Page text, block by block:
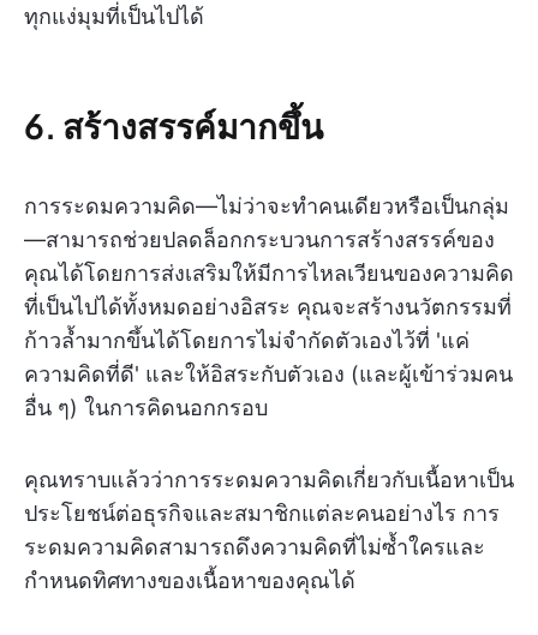
ทุกแง่มุมที่เป็นไปได้
6. สร้างสรรค์มากขึ้น
การระดมความคิด—ไม่ว่าจะทำคนเดียวหรือเป็นกลุ่ม
—สามารถช่วยปลดล็อกกระบวนการสร้างสรรค์ของ
คุณได้โดยการส่งเสริมให้มีการไหลเวียนของความคิด
ที่เป็นไปได้ทั้งหมดอย่างอิสระ คุณจะสร้างนวัตกรรมที่
ก้าวล้ำมากขึ้นได้โดยการไม่จำกัดตัวเองไว้ที่ 'แค่
ความคิดที่ดี' และให้อิสระกับตัวเอง (และผู้เข้าร่วมคน
อื่น ๆ) ในการคิดนอกกรอบ
คุณทราบแล้วว่าการระดมความคิดเกี่ยวกับเนื้อหาเป็น
ประโยชน์ต่อธุรกิจและสมาชิกแต่ละคนอย่างไร การ
ระดมความคิดสามารถดึงความคิดที่ไม่ซ้ำใครและ
กำหนดทิศทางของเนื้อหาของคุณได้